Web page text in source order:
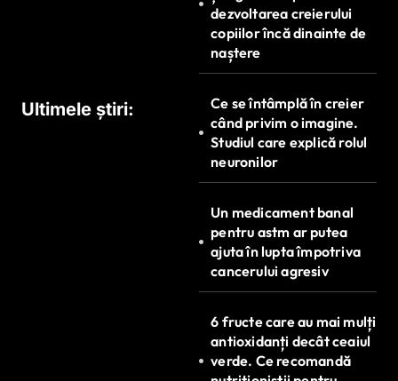
Ultimele știri:
dezvoltarea creierului
copiilor încă dinainte de
naștere
Ce se întâmplă în creier
când privim o imagine.
Studiul care explică rolul
neuronilor
Un medicament banal
pentru astm ar putea
ajuta în lupta împotriva
cancerului agresiv
6 fructe care au mai mulți
antioxidanți decât ceaiul
verde. Ce recomandă